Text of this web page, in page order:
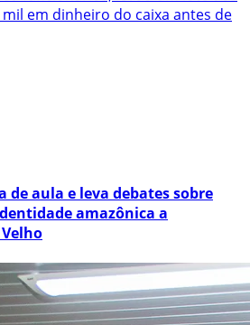
em dinheiro do caixa antes de
de aula e leva debates sobre
amazônica a